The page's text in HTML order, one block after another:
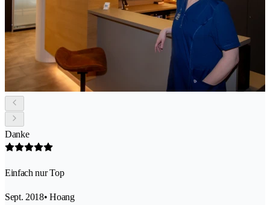
Danke
Einfach nur Top
Sept. 2018• Hoang